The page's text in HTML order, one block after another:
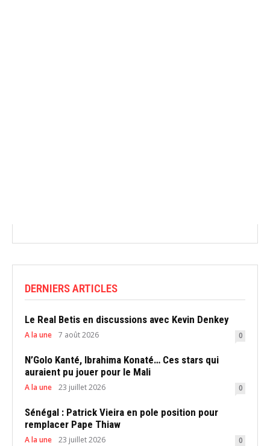
DERNIERS ARTICLES
Le Real Betis en discussions avec Kevin Denkey
A la une 7 août 2026 0
N’Golo Kanté, Ibrahima Konaté… Ces stars qui
auraient pu jouer pour le Mali
A la une 23 juillet 2026 0
Sénégal : Patrick Vieira en pole position pour
remplacer Pape Thiaw
A la une 23 juillet 2026 0